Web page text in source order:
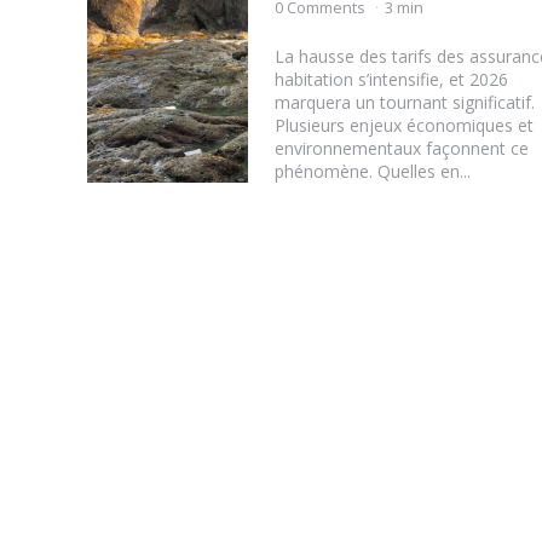
by
0 Comments 3 min
La hausse des tarifs des
habitation s’intensifie, et 2026
marquera un tournant significatif.
Plusieurs enjeux économiques et
environnementaux façonnent ce
phénomène. Quelles en...